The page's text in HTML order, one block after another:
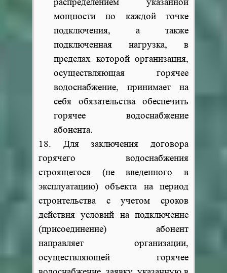
распределением указанной
мощности по каждой точке
подключения, а также
подключенная нагрузка, в
пределах которой организация,
осуществляющая горячее
водоснабжение, принимает на
себя обязательства обеспечить
горячее водоснабжение
абонента.
18. Для заключения договора
горячего водоснабжения
строящегося (не введенного в
эксплуатацию) объекта на период
строительства с учетом сроков
действия условий на подключение
(присоединение) абонент
направляет организации,
осуществляющей горячее